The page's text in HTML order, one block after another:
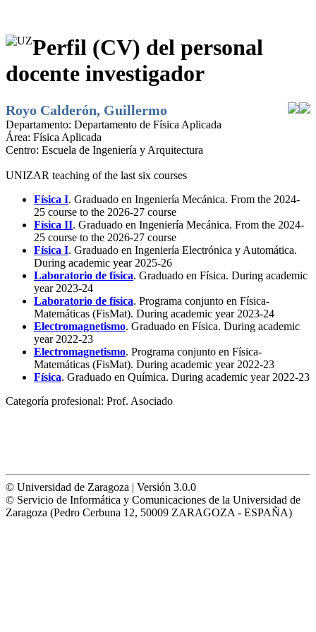
Perfil (CV) del personal
docente investigador
Royo Calderón, Guillermo
Departamento: Departamento de Física Aplicada
Área: Física Aplicada
Centro: Escuela de Ingeniería y Arquitectura
UNIZAR teaching of the last six courses
Física I. Graduado en Ingeniería Mecánica. From the 2024-
25 course to the 2026-27 course
Física II. Graduado en Ingeniería Mecánica. From the 2024-
25 course to the 2026-27 course
Física I. Graduado en Ingeniería Electrónica y Automática.
During academic year 2025-26
Laboratorio de física. Graduado en Física. During academic
year 2023-24
Laboratorio de física. Programa conjunto en Física-
Matemáticas (FisMat). During academic year 2023-24
Electromagnetismo. Graduado en Física. During academic
year 2022-23
Electromagnetismo. Programa conjunto en Física-
Matemáticas (FisMat). During academic year 2022-23
Física. Graduado en Química. During academic year 2022-23
Categoría profesional: Prof. Asociado
© Universidad de Zaragoza | Versión 3.0.0
© Servicio de Informática y Comunicaciones de la Universidad de
Zaragoza (Pedro Cerbuna 12, 50009 ZARAGOZA - ESPAÑA)